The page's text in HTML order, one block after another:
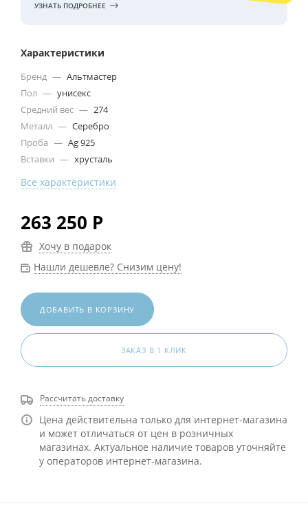
УЗНАТЬ ПОДРОБНЕЕ
Характеристики
Бренд — Альтмастер
Пол — унисекс
Средний вес — 274
Металл — Серебро
Проба — Ag 925
Вставки — хрусталь
Все характеристики
263 250 Р
Хочу в подарок
Нашли дешевле? Снизим цену!
ДОБАВИТЬ В КОРЗИНУ
ЗАКАЗ В 1 КЛИК
Рассчитать доставку
Цена действительна только для интернет-магазина
и может отличаться от цен в розничных
магазинах. Актуальное наличие товаров уточняйте
у операторов интернет-магазина.